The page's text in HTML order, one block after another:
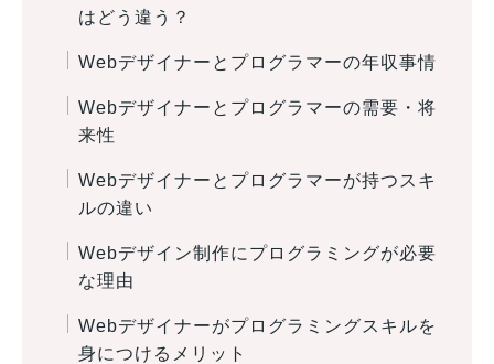
はどう違う？
Webデザイナーとプログラマーの年収事情
Webデザイナーとプログラマーの需要・将
来性
Webデザイナーとプログラマーが持つスキ
ルの違い
Webデザイン制作にプログラミングが必要
な理由
Webデザイナーがプログラミングスキルを
身につけるメリット